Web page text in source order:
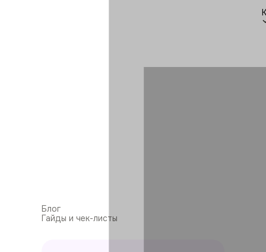
Блог
Гайды и чек-листы